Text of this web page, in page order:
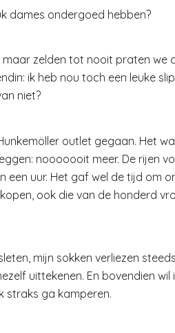
dames ondergoed hebben?
zelden tot nooit praten we
ik heb nou toch een leuke
niet?
outlet gegaan. Het
nooooooit meer. De rijen
uur. Het gaf wel de tijd om
ook die van de honderd
mijn sokken verliezen
uittekenen. En bovendien wil
straks ga kamperen.